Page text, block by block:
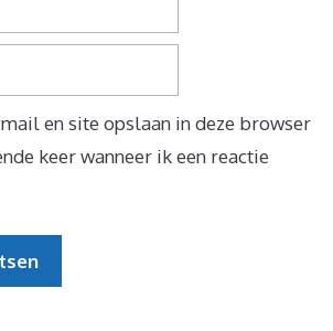
en site opslaan in deze browser
keer wanneer ik een reactie